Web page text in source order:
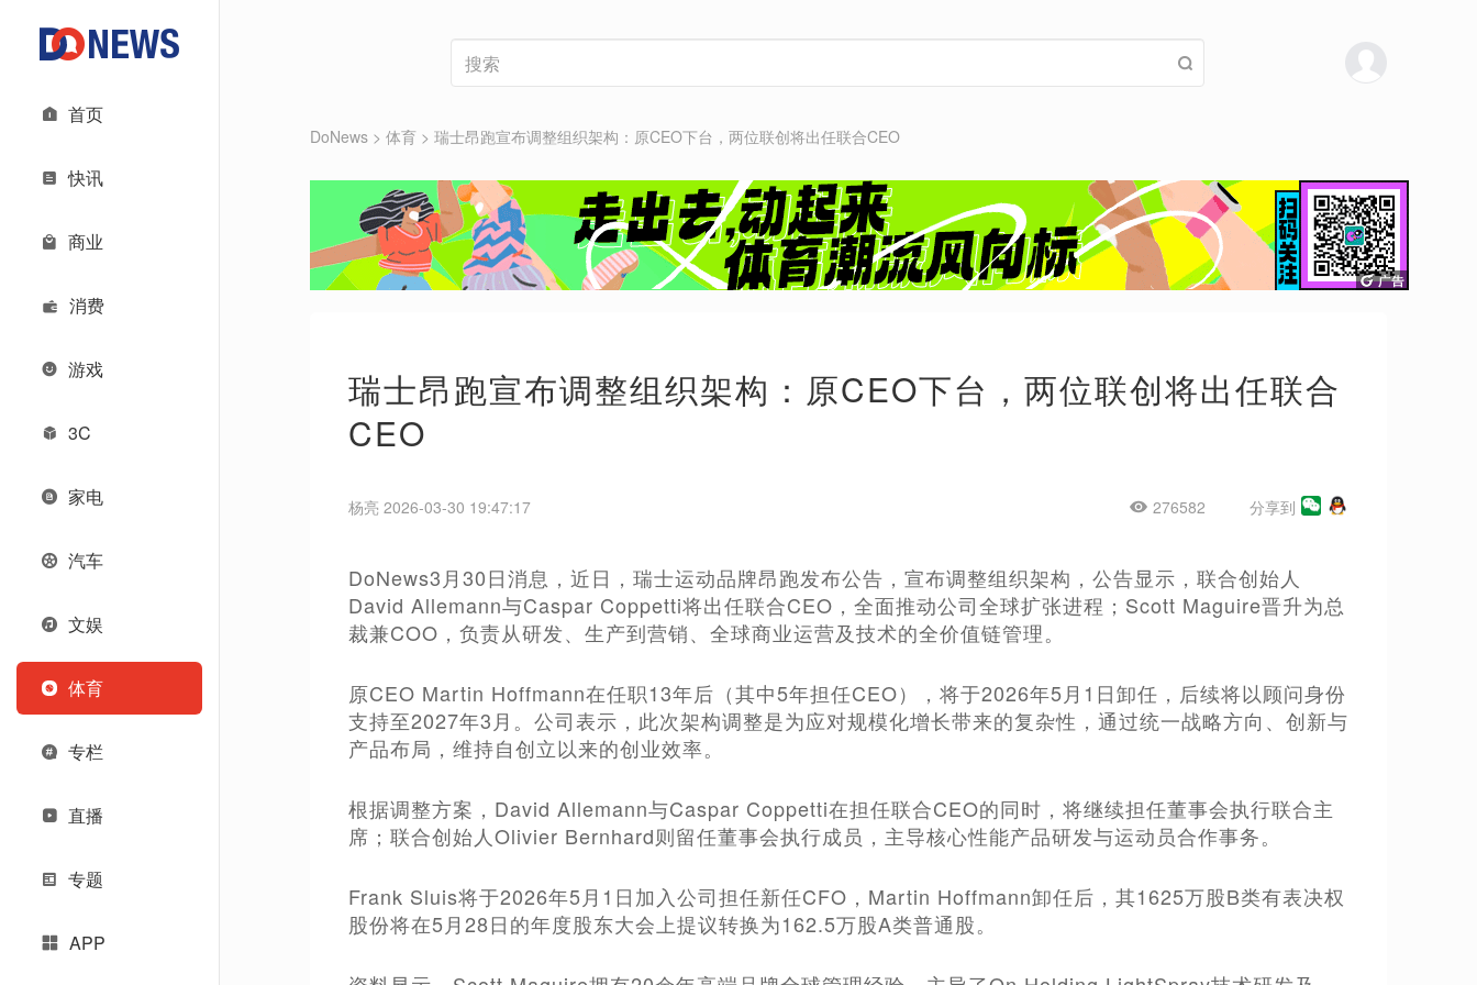
首页
快讯
商业
消费
游戏
3C
家电
汽车
文娱
体育
专栏
直播
专题
APP
DoNews > 体育 > 瑞士昂跑宣布调整组织架构：原CEO下台，两位联创将出任联合CEO
瑞士昂跑宣布调整组织架构：原CEO下台，两位联创将出任联合
CEO
杨亮 2026-03-30 19:47:17 276582 分享到
DoNews3月30日消息，近日，瑞士运动品牌昂跑发布公告，宣布调整组织架构，公告显示，联合创始人
David Allemann与Caspar Coppetti将出任联合CEO，全面推动公司全球扩张进程；Scott Maguire晋升为总
裁兼COO，负责从研发、生产到营销、全球商业运营及技术的全价值链管理。
原CEO Martin Hoffmann在任职13年后（其中5年担任CEO），将于2026年5月1日卸任，后续将以顾问身份
支持至2027年3月。公司表示，此次架构调整是为应对规模化增长带来的复杂性，通过统一战略方向、创新与
产品布局，维持自创立以来的创业效率。
根据调整方案，David Allemann与Caspar Coppetti在担任联合CEO的同时，将继续担任董事会执行联合主
席；联合创始人Olivier Bernhard则留任董事会执行成员，主导核心性能产品研发与运动员合作事务。
Frank Sluis将于2026年5月1日加入公司担任新任CFO，Martin Hoffmann卸任后，其1625万股B类有表决权
股份将在5月28日的年度股东大会上提议转换为162.5万股A类普通股。